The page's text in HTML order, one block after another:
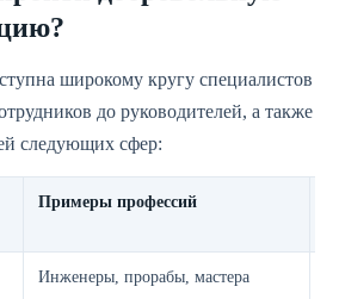
широкому кругу специалистов
до руководителей, а также
следующих сфер:
Примеры профессий
Инженеры, прорабы, мастера